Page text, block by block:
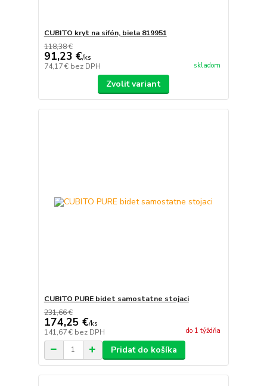
CUBITO kryt na sifón, biela 819951
118,38 €
91,23 €/ks
74,17 € bez DPH skladom
Zvoliť variant
CUBITO PURE bidet samostatne stojaci
231,66 €
174,25 €/ks
141,67 € bez DPH do 1 týždňa
Pridať do košíka